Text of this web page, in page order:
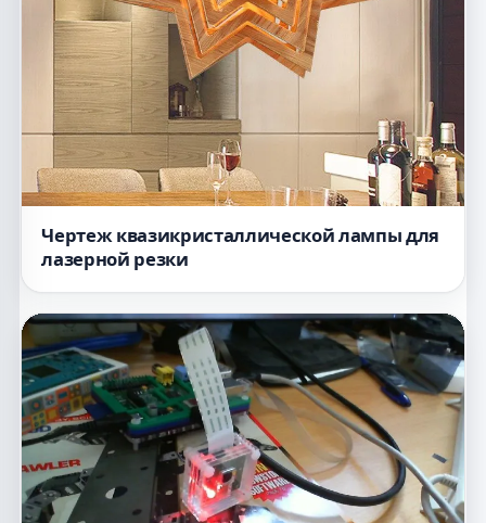
Чертеж квазикристаллической лампы для
лазерной резки